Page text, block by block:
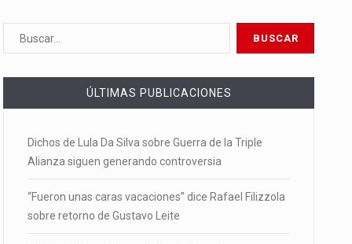
ÚLTIMAS PUBLICACIONES
Dichos de Lula Da Silva sobre Guerra de la Triple
Alianza siguen generando controversia
“Fueron unas caras vacaciones” dice Rafael Filizzola
sobre retorno de Gustavo Leite